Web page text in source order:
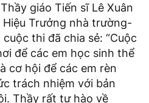
giáo Tiến sĩ Lê Xuân
Trưởng nhà trường-
thi đã chia sẻ: “Cuộc
để các em học sinh thể
cơ hội để các em rèn
trách nhiệm với bản
Thầy rất tự hào về